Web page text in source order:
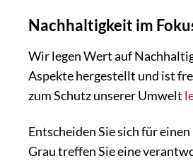
Nachhaltigkeit im
Wir legen Wert auf
Aspekte hergestellt und ist
zum Schutz unserer Umwelt
Entscheiden Sie sich für
Grau treffen Sie eine